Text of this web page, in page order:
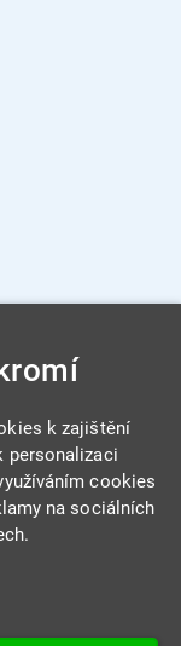
k zajištění
personalizaci
cookies
na sociálních